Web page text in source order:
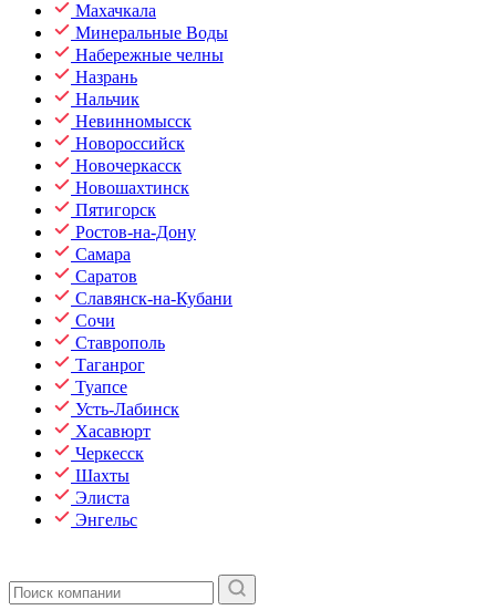
Махачкала
Минеральные Воды
Набережные челны
Назрань
Нальчик
Невинномысск
Новороссийск
Новочеркасск
Новошахтинск
Пятигорск
Ростов-на-Дону
Самара
Саратов
Славянск-на-Кубани
Сочи
Ставрополь
Таганрог
Туапсе
Усть-Лабинск
Хасавюрт
Черкесск
Шахты
Элиста
Энгельс